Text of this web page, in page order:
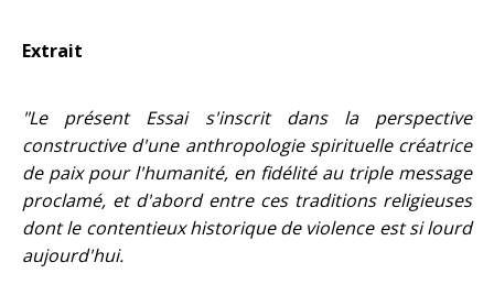
Extrait
"Le présent Essai s'inscrit dans la perspective
constructive d'une anthropologie spirituelle créatrice
de paix pour l'humanité, en fidélité au triple message
proclamé, et d'abord entre ces traditions religieuses
dont le contentieux historique de violence est si lourd
aujourd'hui.